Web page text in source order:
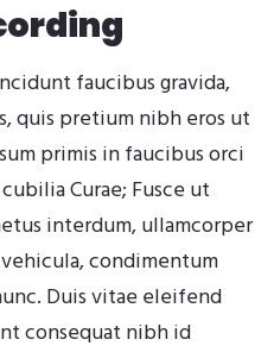
faucibus gravida,
quis pretium nibh eros ut
primis in faucibus orci
Curae; Fusce ut
interdum, ullamcorper
condimentum
Duis vitae eleifend
consequat nibh id